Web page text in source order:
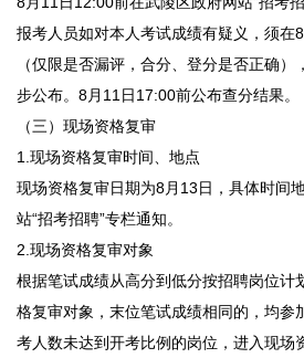
报考人员如对本人考试成绩有疑义，须在
（仅限是否漏评，合分、登分是否正确）
步公布。8月11日17:00前公布查分结果。
（三）现场资格复审
1.现场资格复审时间、地点
现场资格复审日期为8月13日，具体时间
站“招考招聘”专栏通知。
2.现场资格复审对象
根据笔试成绩从高分到低分按招聘岗位计
格复审对象，末位笔试成绩相同的，均参
考人数未达到开考比例的岗位，进入现场